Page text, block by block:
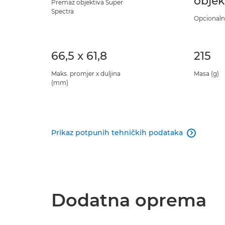
Premaz objektiva Super
Spectra
66,5 x 61,8
Maks. promjer x duljina
(mm)
215
Masa (g)
Prikaz potpunih tehničkih podataka 
Dodatna oprema